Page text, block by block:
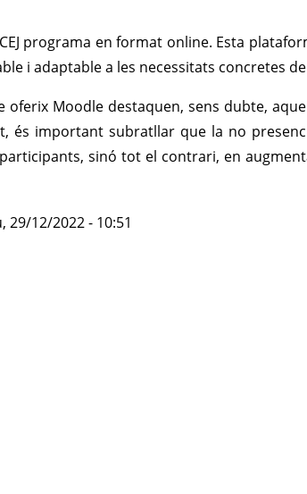
programa en format online. Esta
i adaptable a les necessitats concretes
oferix Moodle destaquen, sens dubte,
és important subratllar que la no
sinó tot el contrari, en
29/12/2022 - 10:51